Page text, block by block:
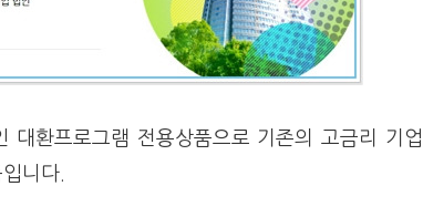
환프로그램 전용상품으로 기존의 고금리 기
니다.